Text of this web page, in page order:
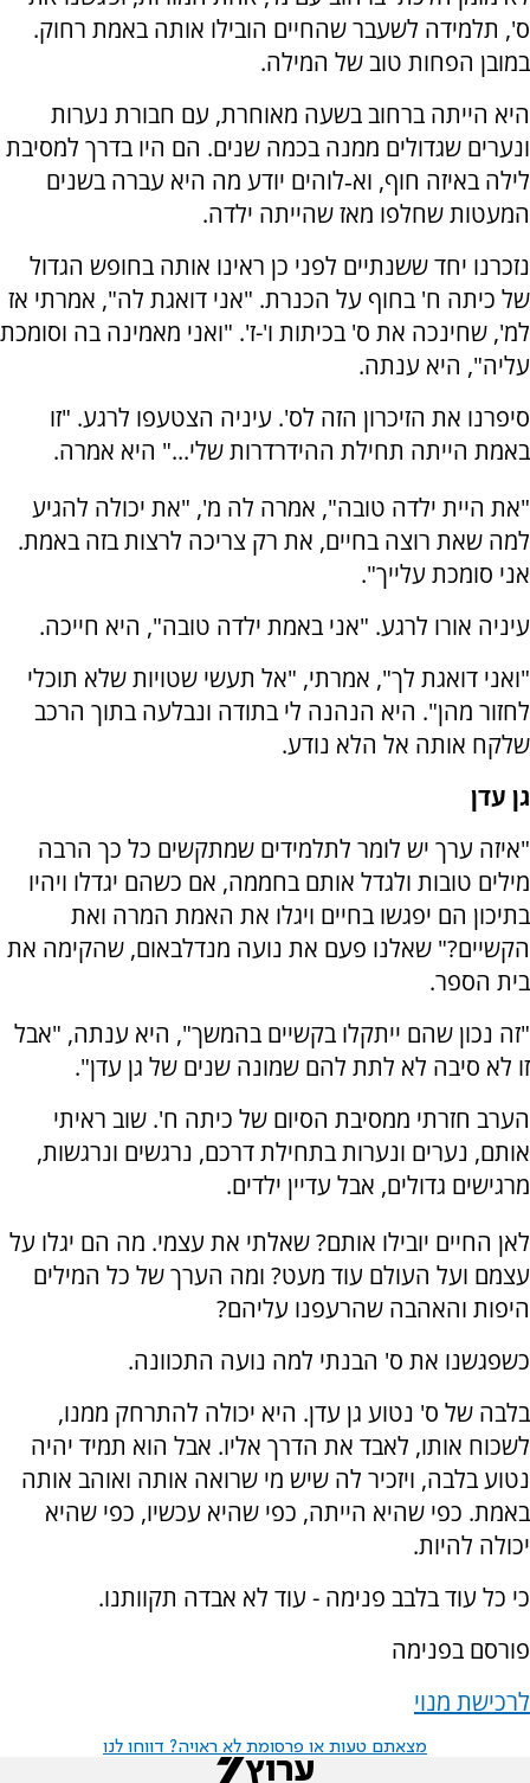
ס', תלמידה לשעבר שהחיים הובילו אותה באמת רחוק.
במובן הפחות טוב של המילה.
היא הייתה ברחוב בשעה מאוחרת, עם חבורת נערות
ונערים שגדולים ממנה בכמה שנים. הם היו בדרך למסיבת
לילה באיזה חוף, וא‑לוהים יודע מה היא עברה בשנים
המעטות שחלפו מאז שהייתה ילדה.
נזכרנו יחד ששנתיים לפני כן ראינו אותה בחופש הגדול
של כיתה ח' בחוף על הכנרת. "אני דואגת לה", אמרתי אז
למ', שחינכה את ס' בכיתות ו'-ז'. "ואני מאמינה בה וסומכת
עליה", היא ענתה.
סיפרנו את הזיכרון הזה לס'. עיניה הצטעפו לרגע. "זו
באמת הייתה תחילת ההידרדרות שלי..." היא אמרה.
"את היית ילדה טובה", אמרה לה מ', "את יכולה להגיע
למה שאת רוצה בחיים, את רק צריכה לרצות בזה באמת.
אני סומכת עלייך".
עיניה אורו לרגע. "אני באמת ילדה טובה", היא חייכה.
"ואני דואגת לך", אמרתי, "אל תעשי שטויות שלא תוכלי
לחזור מהן". היא הנהנה לי בתודה ונבלעה בתוך הרכב
שלקח אותה אל הלא נודע.
גן עדן
"איזה ערך יש לומר לתלמידים שמתקשים כל כך הרבה
מילים טובות ולגדל אותם בחממה, אם כשהם יגדלו ויהיו
בתיכון הם יפגשו בחיים ויגלו את האמת המרה ואת
הקשיים?" שאלנו פעם את נועה מנדלבאום, שהקימה את
בית הספר.
"זה נכון שהם ייתקלו בקשיים בהמשך", היא ענתה, "אבל
זו לא סיבה לא לתת להם שמונה שנים של גן עדן".
הערב חזרתי ממסיבת הסיום של כיתה ח'. שוב ראיתי
אותם, נערים ונערות בתחילת דרכם, נרגשים ונרגשות,
מרגישים גדולים, אבל עדיין ילדים.
לאן החיים יובילו אותם? שאלתי את עצמי. מה הם יגלו על
עצמם ועל העולם עוד מעט? ומה הערך של כל המילים
היפות והאהבה שהרעפנו עליהם?
כשפגשנו את ס' הבנתי למה נועה התכוונה.
בלבה של ס' נטוע גן עדן. היא יכולה להתרחק ממנו,
לשכוח אותו, לאבד את הדרך אליו. אבל הוא תמיד יהיה
נטוע בלבה, ויזכיר לה שיש מי שרואה אותה ואוהב אותה
באמת. כפי שהיא הייתה, כפי שהיא עכשיו, כפי שהיא
יכולה להיות.
כי כל עוד בלבב פנימה - עוד לא אבדה תקוותנו.
פורסם בפנימה
לרכישת מנוי
מצאתם טעות או פרסומת לא ראויה? דווחו לנו